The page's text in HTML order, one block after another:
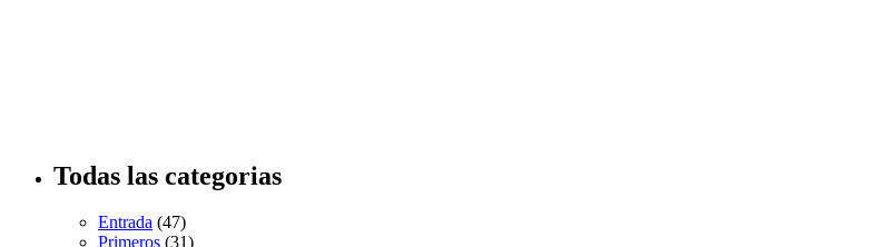
Todas las categorias
Entrada (47)
Primeros (31)